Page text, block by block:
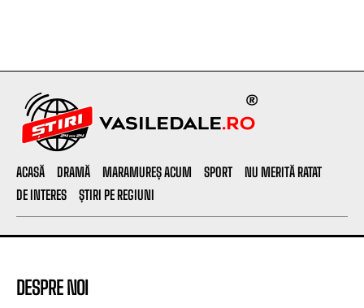
ACASĂ DRAMĂ MARAMUREȘ ACUM SPORT
NU MERITĂ RATAT
DE INTERES
ȘTIRI PE REGIUNI
DESPRE NOI